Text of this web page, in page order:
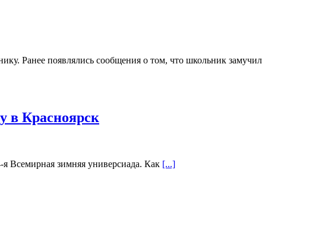
Ранее появлялись сообщения о том, что школьник замучил
в Красноярск
Всемирная зимняя универсиада. Как [...]